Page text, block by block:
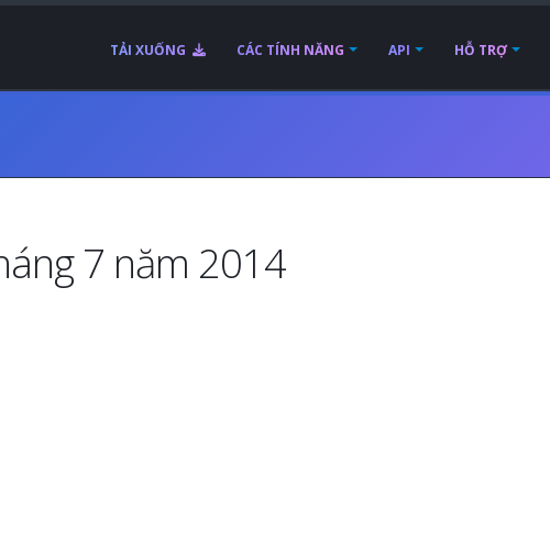
TẢI XUỐNG CÁC TÍNH NĂNG API HỖ TRỢ
7 năm 2014